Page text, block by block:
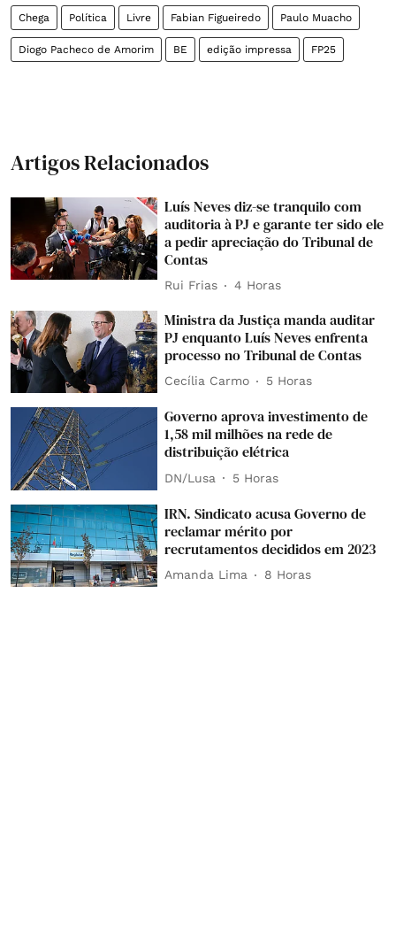
Chega Política Livre Fabian Figueiredo Paulo Muacho
Diogo Pacheco de Amorim BE edição impressa FP25
Artigos Relacionados
Luís Neves diz-se tranquilo com
auditoria à PJ e garante ter sido ele
a pedir apreciação do Tribunal de
Contas
Rui Frias 4 Horas
Ministra da Justiça manda auditar
PJ enquanto Luís Neves enfrenta
processo no Tribunal de Contas
Cecília Carmo 5 Horas
Governo aprova investimento de
1,58 mil milhões na rede de
distribuição elétrica
DN/Lusa 5 Horas
IRN. Sindicato acusa Governo de
reclamar mérito por
recrutamentos decididos em 2023
Amanda Lima 8 Horas